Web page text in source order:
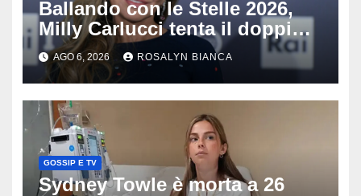
Ballando con le Stelle 2026,
Milly Carlucci tenta il doppio
colpo: tra i papabili Ornella
Muti e Monica Guerritore
AGO 6, 2026 ROSALYN BIANCA
GOSSIP E TV
Sydney Towle è morta a 26